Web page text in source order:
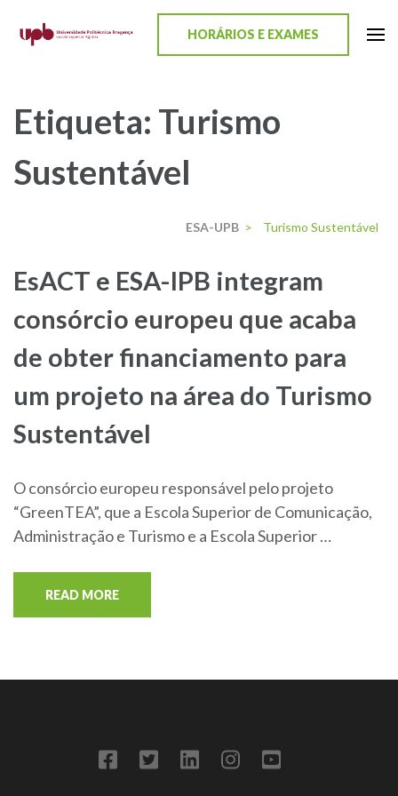
HORÁRIOS E EXAMES
Etiqueta: Turismo
Sustentável
ESA-UPB > Turismo Sustentável
EsACT e ESA-IPB integram
consórcio europeu que acaba
de obter financiamento para
um projeto na área do Turismo
Sustentável
O consórcio europeu responsável pelo projeto
“GreenTEA”, que a Escola Superior de Comunicação,
Administração e Turismo e a Escola Superior …
READ MORE